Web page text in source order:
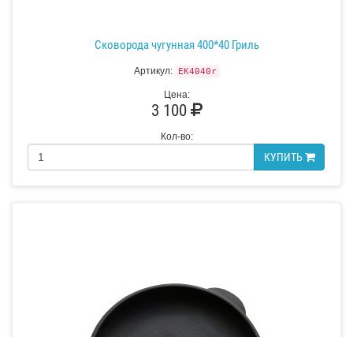
Сковорода чугунная 400*40 Гриль
Артикул: EK4040r
Цена:
3 100
Кол-во:
КУПИТЬ